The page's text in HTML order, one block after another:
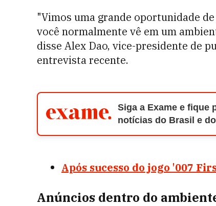
"Vimos uma grande oportunidade
você normalmente vê em um
disse Alex Dao, vice-presidente de
entrevista recente.
Siga a Exame e fique
notícias do Brasil e
Após sucesso do jogo '007
Anúncios dentro do